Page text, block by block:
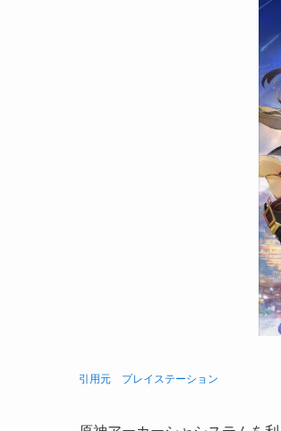
引用元 プレイステーション